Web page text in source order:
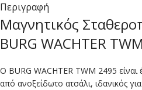
Περιγραφή
Μαγνητικός
BURG WACHTER
Ο BURG WACHTER TWM 2495 είναι
από ανοξείδωτο ατσάλι, ιδανικός